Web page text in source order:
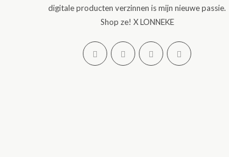
digitale producten verzinnen is mijn nieuwe passie.
Shop ze! X LONNEKE
Opent
in
Opent
in
Opent
in
Opent